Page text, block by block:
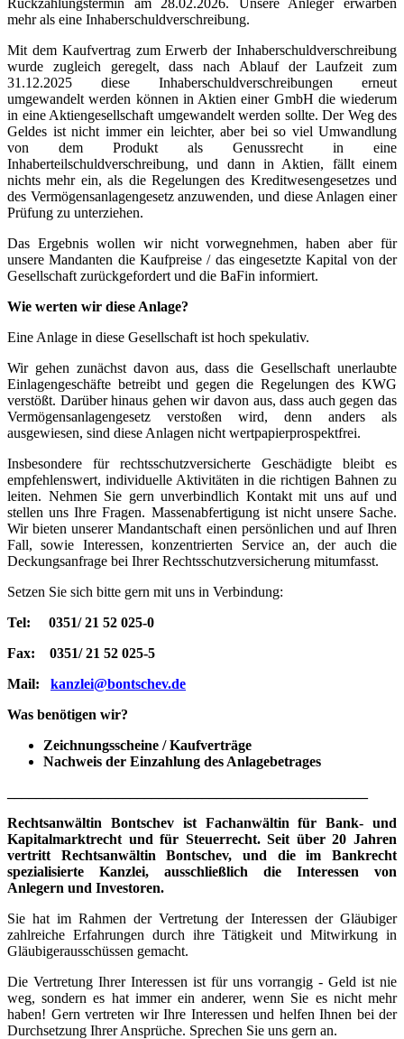
mehr als eine Inhaberschuldverschreibung.
Mit dem Kaufvertrag zum Erwerb der Inhaberschuldverschreibung
wurde zugleich geregelt, dass nach Ablauf der Laufzeit zum
31.12.2025 diese Inhaberschuldverschreibungen erneut
umgewandelt werden können in Aktien einer GmbH die wiederum
in eine Aktiengesellschaft umgewandelt werden sollte. Der Weg des
Geldes ist nicht immer ein leichter, aber bei so viel Umwandlung
von dem Produkt als Genussrecht in eine
Inhaberteilschuldverschreibung, und dann in Aktien, fällt einem
nichts mehr ein, als die Regelungen des Kreditwesengesetzes und
des Vermögensanlagengesetz anzuwenden, und diese Anlagen einer
Prüfung zu unterziehen.
Das Ergebnis wollen wir nicht vorwegnehmen, haben aber für
unsere Mandanten die Kaufpreise / das eingesetzte Kapital von der
Gesellschaft zurückgefordert und die BaFin informiert.
Wie werten wir diese Anlage?
Eine Anlage in diese Gesellschaft ist hoch spekulativ.
Wir gehen zunächst davon aus, dass die Gesellschaft unerlaubte
Einlagengeschäfte betreibt und gegen die Regelungen des KWG
verstößt. Darüber hinaus gehen wir davon aus, dass auch gegen das
Vermögensanlagengesetz verstoßen wird, denn anders als
ausgewiesen, sind diese Anlagen nicht wertpapierprospektfrei.
Insbesondere für rechtsschutzversicherte Geschädigte bleibt es
empfehlenswert, individuelle Aktivitäten in die richtigen Bahnen zu
leiten. Nehmen Sie gern unverbindlich Kontakt mit uns auf und
stellen uns Ihre Fragen. Massenabfertigung ist nicht unsere Sache.
Wir bieten unserer Mandantschaft einen persönlichen und auf Ihren
Fall, sowie Interessen, konzentrierten Service an, der auch die
Deckungsanfrage bei Ihrer Rechtsschutzversicherung mitumfasst.
Setzen Sie sich bitte gern mit uns in Verbindung:
Tel: 0351/ 21 52 025-0
Fax: 0351/ 21 52 025-5
Mail: kanzlei@bontschev.de
Was benötigen wir?
Zeichnungsscheine / Kaufverträge
Nachweis der Einzahlung des Anlagebetrages
Rechtsanwältin Bontschev ist Fachanwältin für Bank- und
Kapitalmarktrecht und für Steuerrecht. Seit über 20 Jahren
vertritt Rechtsanwältin Bontschev, und die im Bankrecht
spezialisierte Kanzlei, ausschließlich die Interessen von
Anlegern und Investoren.
Sie hat im Rahmen der Vertretung der Interessen der Gläubiger
zahlreiche Erfahrungen durch ihre Tätigkeit und Mitwirkung in
Gläubigerausschüssen gemacht.
Die Vertretung Ihrer Interessen ist für uns vorrangig - Geld ist nie
weg, sondern es hat immer ein anderer, wenn Sie es nicht mehr
haben! Gern vertreten wir Ihre Interessen und helfen Ihnen bei der
Durchsetzung Ihrer Ansprüche. Sprechen Sie uns gern an.